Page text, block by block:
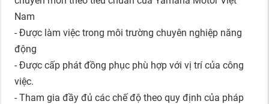
Nam
- Được làm việc trong môi trường chuyên nghiệp năng
động
- Được cấp phát đồng phục phù hợp với vị trí của công
việc.
- Tham gia đầy đủ các chế độ theo quy định của pháp